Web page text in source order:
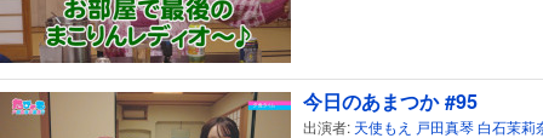
今日のあまつか #95
出演者: 天使もえ 戸田真琴白石茉莉